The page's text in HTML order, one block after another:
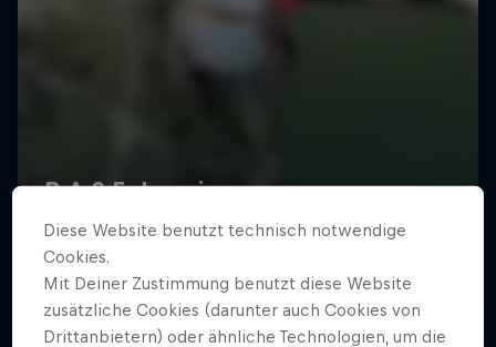
Diese Website benutzt technisch notwendige
Cookies.
Mit Deiner Zustimmung benutzt diese Website
zusätzliche Cookies (darunter auch Cookies von
Drittanbietern) oder ähnliche Technologien, um die